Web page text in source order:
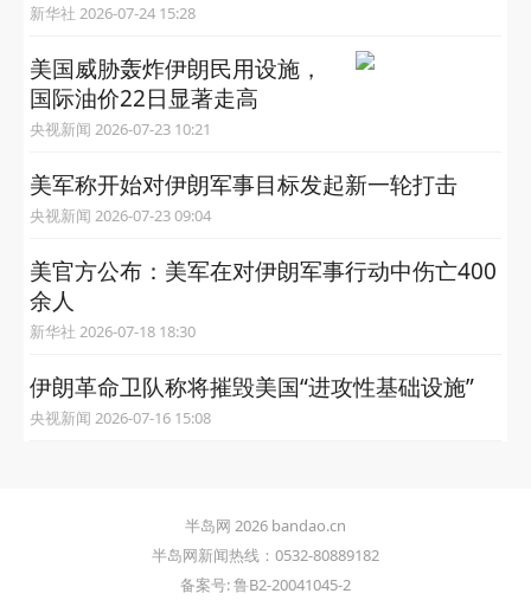
新华社 2026-07-24 15:28
美国威胁轰炸伊朗民用设施，
国际油价22日显著走高
央视新闻 2026-07-23 10:21
美军称开始对伊朗军事目标发起新一轮打击
央视新闻 2026-07-23 09:04
美官方公布：美军在对伊朗军事行动中伤亡400
余人
新华社 2026-07-18 18:30
伊朗革命卫队称将摧毁美国“进攻性基础设施”
央视新闻 2026-07-16 15:08
半岛网 2026 bandao.cn
半岛网新闻热线：0532-80889182
备案号: 鲁B2-20041045-2